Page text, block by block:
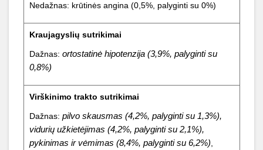
Nedažnas: krūtinės angina (0,5%, palyginti su 0%)
Kraujagyslių sutrikimai
Dažnas: ortostatinė hipotenzija (3,9%, palyginti su
0,8%)
Virškinimo trakto sutrikimai
Dažnas: pilvo skausmas (4,2%, palyginti su 1,3%),
vidurių užkietėjimas (4,2%, palyginti su 2,1%),
pykinimas ir vėmimas (8,4%, palyginti su 6,2%)